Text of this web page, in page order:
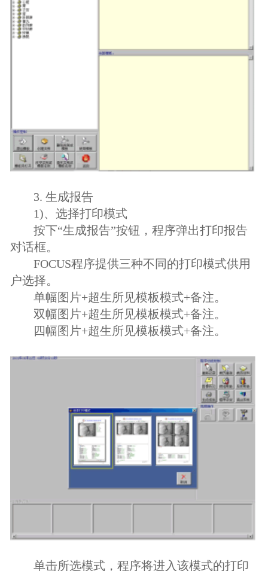
3. 生成报告
1)、选择打印模式
按下“生成报告”按钮，程序弹出打印报告
对话框。
FOCUS程序提供三种不同的打印模式供用
户选择。
单幅图片+超生所见模板模式+备注。
双幅图片+超生所见模板模式+备注。
四幅图片+超生所见模板模式+备注。
单击所选模式，程序将进入该模式的打印